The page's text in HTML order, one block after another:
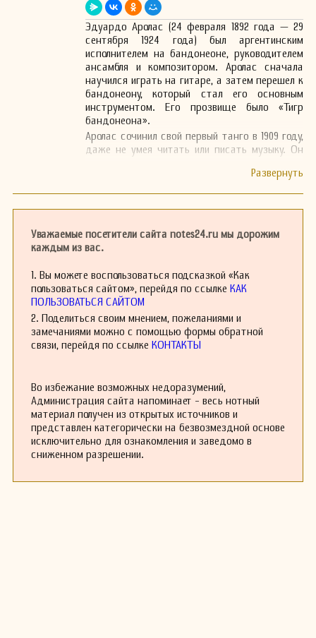
Эдуардо Аролас (24 февраля 1892 года — 29
сентября 1924 года) был аргентинским
исполнителем на бандонеоне, руководителем
ансамбля и композитором. Аролас сначала
научился играть на гитаре, а затем перешел к
бандонеону, который стал его основным
инструментом. Его прозвище было «Тигр
бандонеона».
Аролас сочинил свой первый танго в 1909 году,
даже не умея читать или писать музыку. Он
В 1917 году Аролас переехал в Монтевидео, где
скончался в 1924 году в полном одиночестве и
от алкоголизма.
которые помогли определить будущее танго в
Аргентине. Он был авангардным
композитором и часто использовал
нестандартные инструменты, такие как
саксофон, виолончель и банджо. Его самые
известные произведения включают «Слезы»,
Уважаемые посетители сайта notes24.ru мы дорожим
каждым из вас.
1. Вы можете воспользоваться подсказкой «Как
пользоваться сайтом», перейдя по ссылке КАК
ПОЛЬЗОВАТЬСЯ САЙТОМ
2. Поделиться своим мнением, пожеланиями и
замечаниями можно с помощью формы обратной
связи, перейдя по ссылке КОНТАКТЫ
Во избежание возможных недоразумений,
Администрация сайта напоминает - весь нотный
материал получен из открытых источников и
представлен категорически на безвозмездной основе
исключительно для ознакомления и заведомо в
сниженном разрешении.